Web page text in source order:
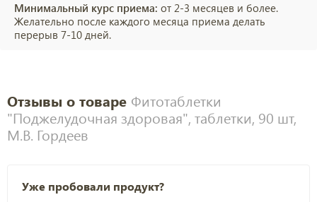
Минимальный курс приема: от 2-3 месяцев и более.
Желательно после каждого месяца приема делать
перерыв 7-10 дней.
Отзывы о товаре Фитотаблетки
"Поджелудочная здоровая", таблетки, 90 шт,
М.В. Гордеев
Уже пробовали продукт?